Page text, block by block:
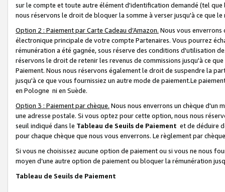
sur le compte et toute autre élément d'identification demandé (tel que
nous réservons le droit de bloquer la somme à verser jusqu'à ce que
Option 2 : Paiement par Carte Cadeau d’Amazon. Nous vous
électronique principale de votre compte Partenaires. Vous pourrez
rémunération a été gagnée, sous réserve des conditions d'utilisation
réservons le droit de retenir les revenus de commissions jusqu'à ce
Paiement. Nous nous réservons également le droit de suspendre la
jusqu'à ce que vous fournissiez un autre mode de paiement.Le
en Pologne ni en Suède.
Option 3 : Paiement par chèque. Nous nous enverrons un chèque d'un
une adresse postale. Si vous optez pour cette option, nous nous
seuil indiqué dans le Tableau de Seuils de Paiement et de déduire
pour chaque chèque que nous vous enverrons. Le règlement par
Si vous ne choisissez aucune option de paiement ou si vous ne nous
moyen d’une autre option de paiement ou bloquer la rémunération
Tableau de Seuils de Paiement